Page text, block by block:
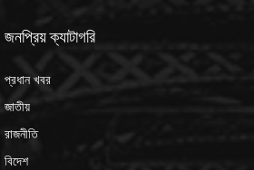
জনপ্রিয় ক্যাটাগরি
প্রধান খবর
জাতীয়
রাজনীতি
বিদেশ